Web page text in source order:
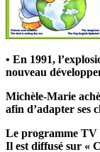
• En 1991,
nouveau
Michèle-Marie
afin d’adapter ses
Le programme TV
Il est diffusé sur «